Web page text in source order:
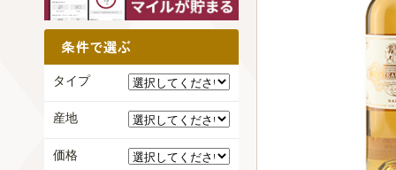
タイプ
産地
価格